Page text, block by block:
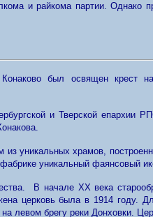
и райкома партии. Однако
был освящен крест
и Тверской епархии
из уникальных храмов,
уникальный фаянсовый
В начале XX века
церковь была в 1914 году.
левом брегу реки Донховки.